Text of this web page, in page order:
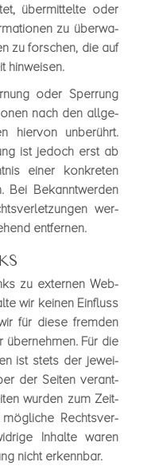
über­mit­telte oder
zu über­wa­
zu for­schen, die auf
hin­wei­sen.
oder Sper­rung
nach den all­ge­
hier­von unbe­rührt.
ist jedoch erst ab
einer kon­kre­ten
Bei Bekannt­wer­den
wer­
ent­fer­nen.
zu exter­nen Web­
wir kei­nen Ein­fluss
für diese frem­den
über­neh­men. Für die
ist stets der jewei­
der Sei­ten ver­ant­
wur­den zum Zeit­
Rechts­ver­
Inhalte waren
nicht erkenn­bar.